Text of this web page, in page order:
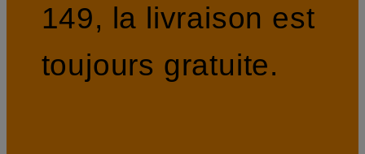
149, la livraison est
toujours gratuite.